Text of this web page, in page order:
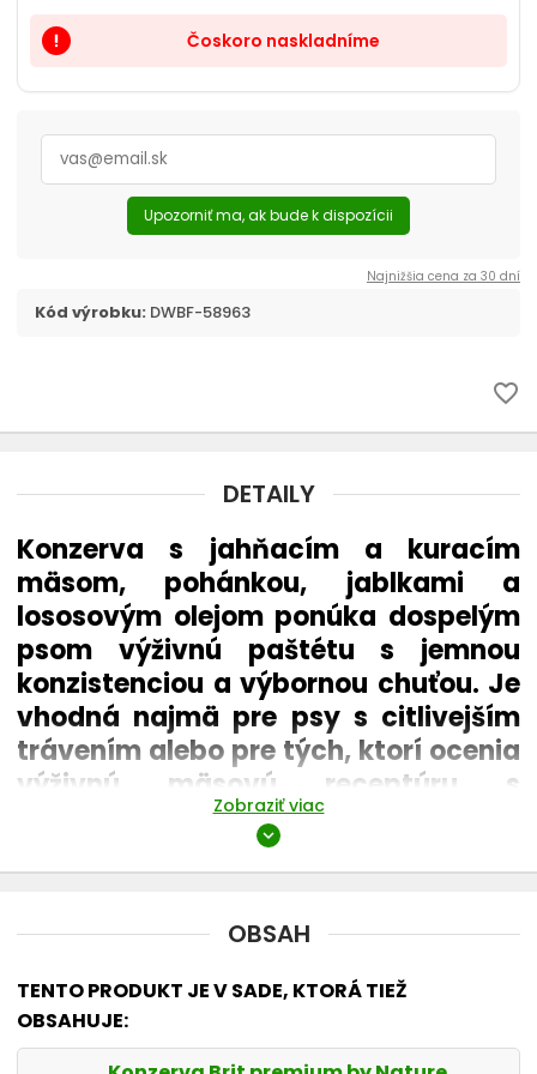
Náhubky
Oblečenie chevron_right
Topánky
Rádiové oplotenie
priority_high Čoskoro naskladníme
Upozorniť ma, ak bude k dispozícii
Najnižšia cena za 30 dní
Kód výrobku: DWBF-58963
favorite_border
DETAILY
Konzerva s jahňacím a kuracím
mäsom, pohánkou, jablkami a
lososovým olejom ponúka dospelým
psom výživnú paštétu s jemnou
konzistenciou a výbornou chuťou. Je
vhodná najmä pre psy s citlivejším
trávením alebo pre tých, ktorí ocenia
výživnú mäsovú receptúru s
hodnotnými prírodnými doplnkami.
Brit Premium by Nature
vysokým podielom mäsa a dôrazom na výbornú
kŕmenie. Receptúry kombinujú mäsové zložky s funkčnými
prírodnými doplnkami, neobsahujú obilniny, sóju ani
chemické konzervačné látky a rešpektujú potreby psov
podľa veku, citlivosti a preferovanej chuti.
Zobraziť viac
expand_more
OBSAH
TENTO PRODUKT JE V SADE, KTORÁ TIEŽ
OBSAHUJE: